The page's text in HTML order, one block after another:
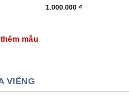
1.000.000 ₫
mẫu
VIẾNG